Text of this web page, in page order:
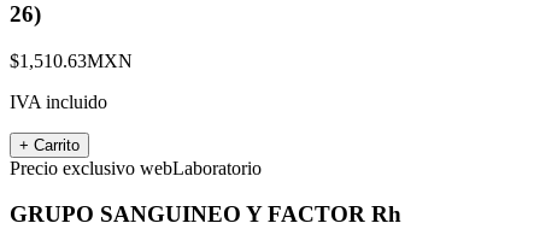
26)
$1,510.63MXN
IVA incluido
+ Carrito
Precio exclusivo webLaboratorio
GRUPO SANGUINEO Y FACTOR Rh